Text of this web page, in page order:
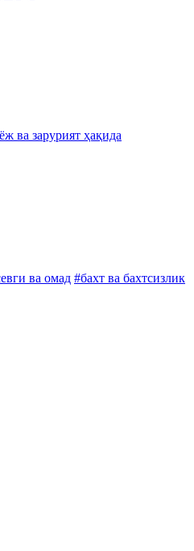
ва зарурият ҳақида
ва омад #бахт ва бахтсизлик